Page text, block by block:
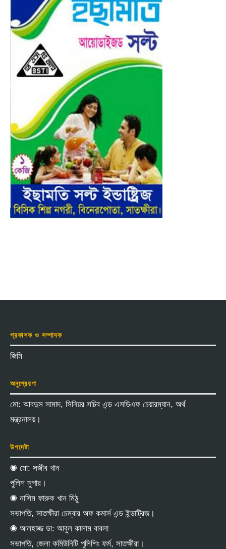
প্রকাশক ও সম্পাদক
জিমি
অনুপ্রেরণা
মো: আবদুস সামাদ, সিনিয়র সচিব এন্ড এসডিএফ চেয়ারম্যান, অর্থ
মন্ত্রনালয়।
উপদেষ্টা
◉ মো: সজীব খান
পুলিশ সুপার।
◉ নাসিম ফারুক খান মিঠু
সভাপতি, সাতক্ষীরা চেম্বার অফ কমার্স এন্ড ইন্ডাট্রিজ।
◉ আলহাজ্জ ডা: আবুল কালাম বাবলা
সভাপতি, জেলা কমিউনিটি পুলিশিং ফর্ম, সাতক্ষীরা।